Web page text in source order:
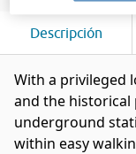
Descripción
With a privileged
and the historical
underground
within easy